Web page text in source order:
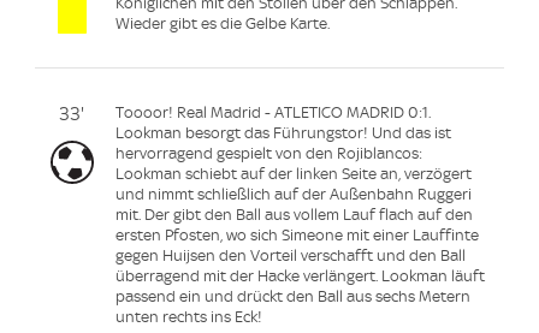
Wieder gibt es die Gelbe Karte.
33'
Toooor! Real Madrid - ATLETICO MADRID 0:1.
Lookman besorgt das Führungstor! Und das ist
hervorragend gespielt von den Rojiblancos:
Lookman schiebt auf der linken Seite an, verzögert
und nimmt schließlich auf der Außenbahn Ruggeri
mit. Der gibt den Ball aus vollem Lauf flach auf den
ersten Pfosten, wo sich Simeone mit einer Lauffinte
gegen Huijsen den Vorteil verschafft und den Ball
überragend mit der Hacke verlängert. Lookman läuft
passend ein und drückt den Ball aus sechs Metern
unten rechts ins Eck!